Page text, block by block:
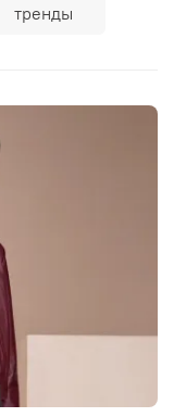
тренды